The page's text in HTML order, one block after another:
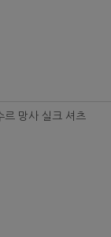
망사 실크 셔츠